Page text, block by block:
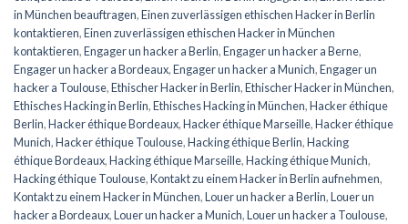
in München beauftragen,Einen zuverlässigen ethischen Hacker in Berlin
kontaktieren,Einen zuverlässigen ethischen Hacker in München
kontaktieren,Engager un hacker a Berlin,Engager un hacker a Berne,
Engager un hacker a Bordeaux,Engager un hacker a Munich,Engager un
hacker a Toulouse,Ethischer Hacker in Berlin,Ethischer Hacker in München,
Ethisches Hacking in Berlin,Ethisches Hacking in München,Hacker éthique
Berlin,Hacker éthique Bordeaux,Hacker éthique Marseille,Hacker éthique
Munich,Hacker éthique Toulouse,Hacking éthique Berlin,Hacking
éthique Bordeaux,Hacking éthique Marseille,Hacking éthique Munich,
Hacking éthique Toulouse,Kontakt zu einem Hacker in Berlin aufnehmen,
Kontakt zu einem Hacker in München,Louer un hacker a Berlin,Louer un
hacker a Bordeaux,Louer un hacker a Munich,Louer un hacker a Toulouse,